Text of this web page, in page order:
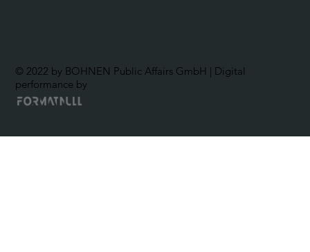
© 2022 by BOHNEN Public Affairs GmbH | Digital
performance by